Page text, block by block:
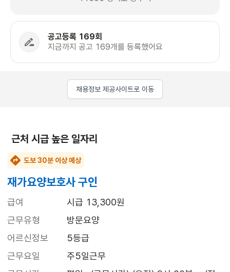
공고등록 169회
지금까지 공고 169개를 등록했어요
채용정보 제공사이트로 이동
근처 시급 높은 일자리
도보 30분 이상 예상
재가요양보호사 구인
급여
시급 13,300원
근무유형
방문요양
어르신정보
5등급
근무요일
주5일근무